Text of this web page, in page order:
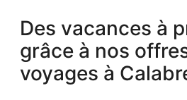
Des vacances à
grâce à nos
voyages à